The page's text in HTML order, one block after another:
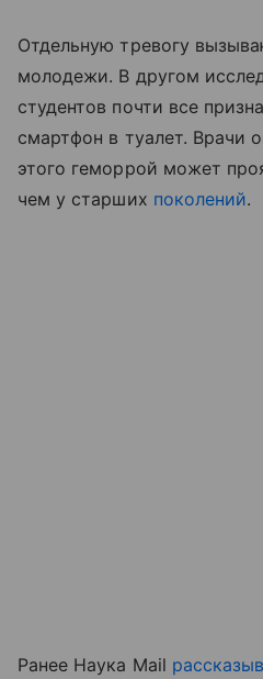
Отдельную тревогу
молодежи. В другом
студентов почти все
смартфон в туалет. Врачи
этого геморрой может
чем у старших поколений.
Ранее Наука Mail